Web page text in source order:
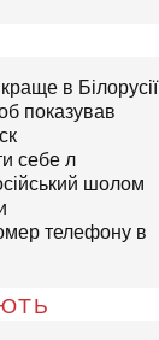
в Білорусії
показував
себе л
шолом
телефону в